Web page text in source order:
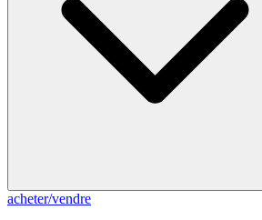
acheter/vendre